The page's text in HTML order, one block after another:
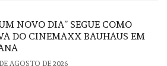
NOVO DIA” SEGUE COMO
DO CINEMAXX BAUHAUS EM
AGOSTO DE 2026